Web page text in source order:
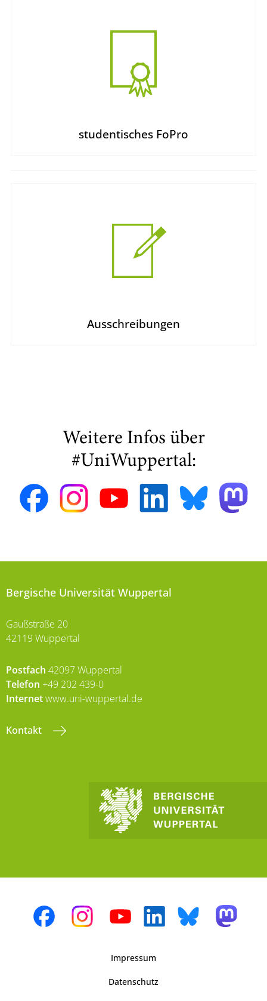
studentisches FoPro
Ausschreibungen
Weitere Infos über
#UniWuppertal:
Bergische Universität Wuppertal
Gaußstraße 20
42119 Wuppertal
Postfach 42097 Wuppertal
Telefon +49 202 439-0
Internetwww.uni-wuppertal.de
Kontakt
Impressum
Datenschutz